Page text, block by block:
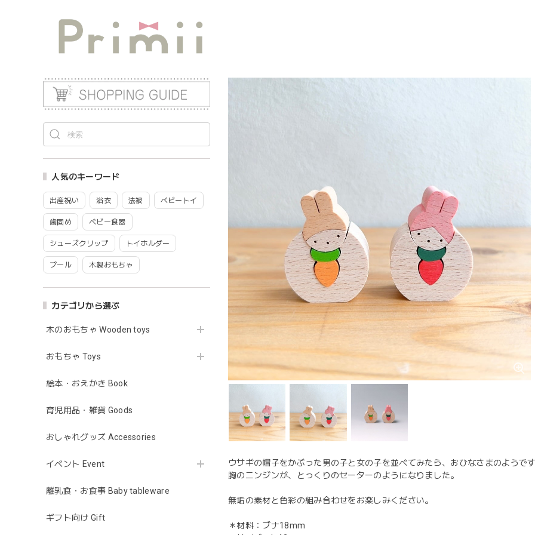
人気のキーワード
出産祝い 浴衣 法被 ベビートイ
歯固め ベビー食器
シューズクリップ トイホルダー
プール 木製おもちゃ
カテゴリから選ぶ
木のおもちゃ Wooden toys
おもちゃ Toys
絵本・おえかき Book
育児用品・雑貨 Goods
おしゃれグッズ Accessories
イベント Event
離乳食・お食事 Baby tableware
ギフト向け Gift
ウサギの帽子をかぶった男の子と女の子を並べてみたら、おひなさまのようで
胸のニンジンが、とっくりのセーターのようになりました。
無垢の素材と色彩の組み合わせをお楽しみください。
＊材料：ブナ18mm